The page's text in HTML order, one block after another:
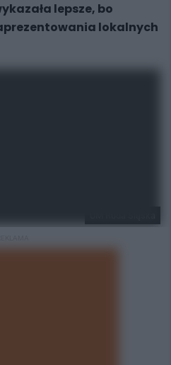
lepsze, bo
lokalnych